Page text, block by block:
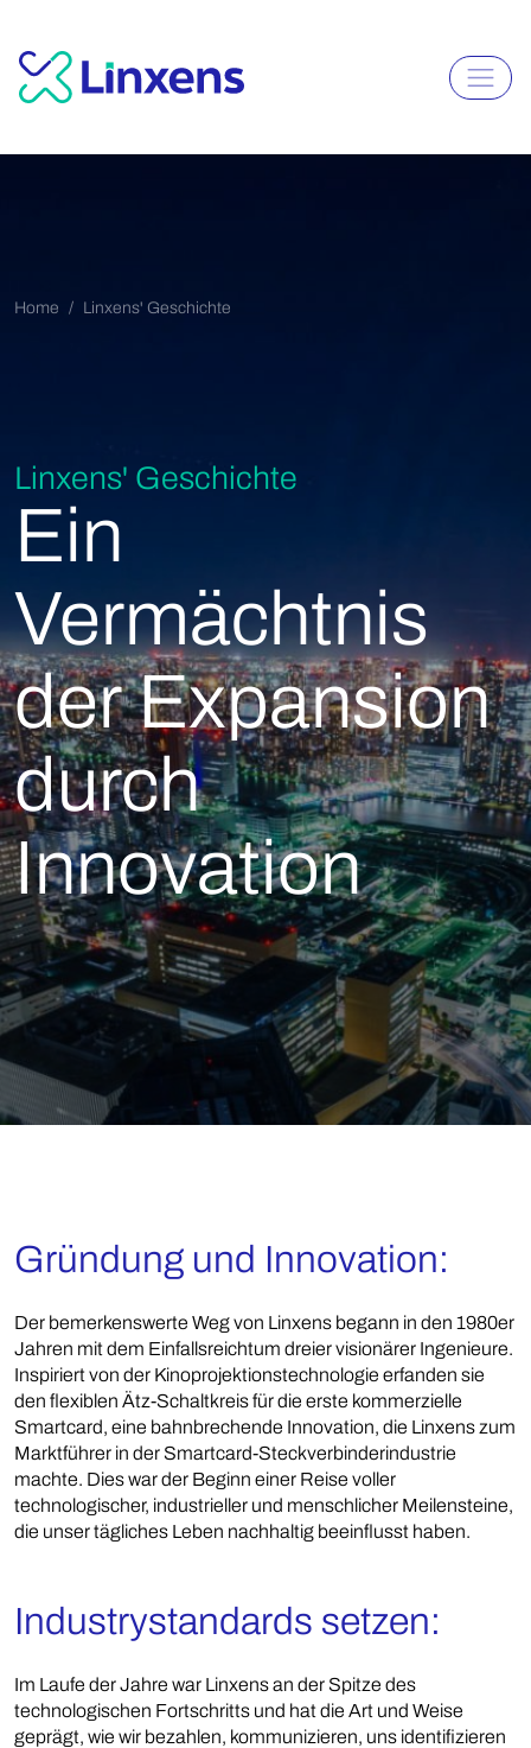
Home Linxens' Geschichte
Linxens' Geschichte
Ein
Vermächtnis
der Expansion
durch
Innovation
Gründung und Innovation:
Der bemerkenswerte Weg von Linxens begann in den 1980er
Jahren mit dem Einfallsreichtum dreier visionärer Ingenieure.
Inspiriert von der Kinoprojektionstechnologie erfanden sie
den flexiblen Ätz-Schaltkreis für die erste kommerzielle
Smartcard, eine bahnbrechende Innovation, die Linxens zum
Marktführer in der Smartcard-Steckverbinderindustrie
machte. Dies war der Beginn einer Reise voller
technologischer, industrieller und menschlicher Meilensteine,
die unser tägliches Leben nachhaltig beeinflusst haben.
Industrystandards setzen:
Im Laufe der Jahre war Linxens an der Spitze des
technologischen Fortschritts und hat die Art und Weise
geprägt, wie wir bezahlen, kommunizieren, uns identifizieren